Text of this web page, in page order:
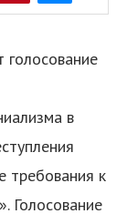
в
требования к
Голосование